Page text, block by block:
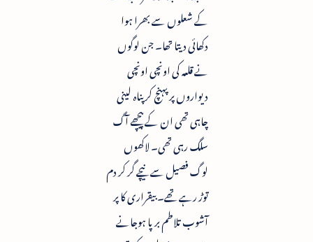
کے شعلوں سے بھرا ہوا
دکھائی دیتا تھا۔ جن لوگوں
نے قلعہ کی اونچی اونچی
دیواروں پر پہنچ کر پناہ لینی
چاہی تھی ان کے پیچھے آگ
سلگ رہی تھی۔ لاکھوں
لوگ فصیل سے نیچے گر کر دم
توڑ رہے تھے۔ بیقراری کا پر
آشوب تلاطم برپا ہوجانے